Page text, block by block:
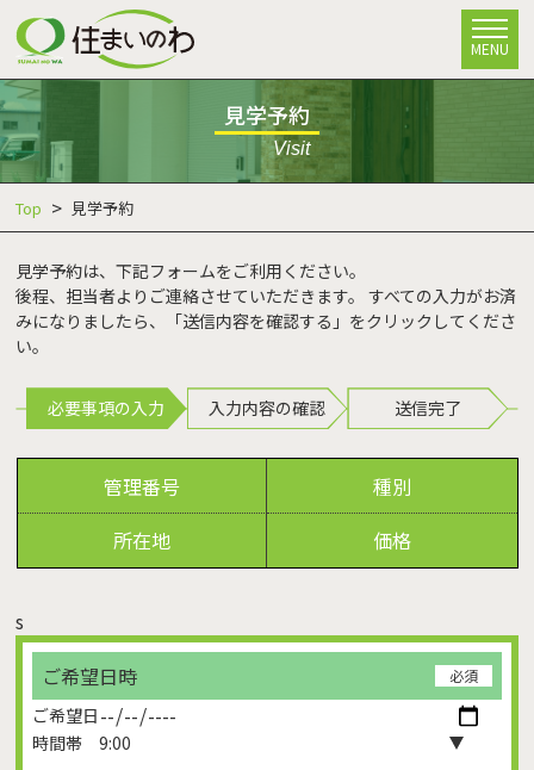
MENU
見学予約
Visit
Top 見学予約
見学予約は、下記フォームをご利用ください。
後程、担当者よりご連絡させていただきます。 すべての入力がお済
みになりましたら、「送信内容を確認する」をクリックしてくださ
い。
必要事項の入力 入力内容の確認 送信完了
管理番号
種別
所在地
価格
s
ご希望日時
必須
ご希望日
時間帯